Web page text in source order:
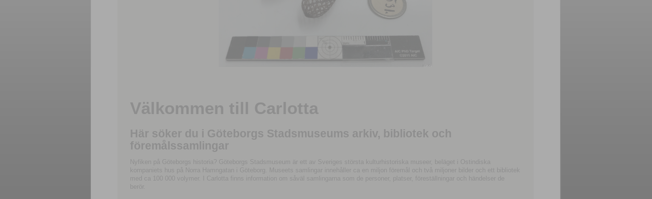
Välkommen till Carlotta
Här söker du i Göteborgs Stadsmuseums arkiv, bibliotek och
föremålssamlingar
Nyfiken på Göteborgs historia? Göteborgs Stadsmuseum är ett av Sveriges största kulturhistoriska museer, beläget i Ostindiska
kompaniets hus på Norra Hamngatan i Göteborg. Museets samlingar innehåller ca en miljon föremål och två miljoner bilder och ett bibliotek
med ca 100 000 volymer. I Carlotta finns information om såväl samlingarna som de personer, platser, föreställningar och händelser de
berör.